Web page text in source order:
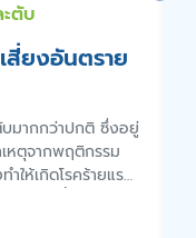
ตับ
สี่ยงอันตราย
มากกว่าปกติ ซึ่งอยู่
หตุจากพฤติกรรม
ให้เกิดโรคร้ายแร